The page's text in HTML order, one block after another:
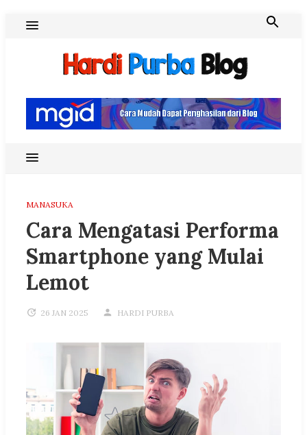
MANASUKA
Cara Mengatasi Performa
Smartphone yang Mulai
Lemot
26 JAN 2025 HARDI PURBA